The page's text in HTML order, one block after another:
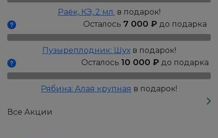
Р9
Раёк, КЭ, 2 мл. в подарок!
Осталось 7 000 ₽ до подарка
Пузыреплодник: Шухв подарок!
Осталось 10 000 ₽ до подарка
Рябина: Алая крупная в подарок!
Все Акции